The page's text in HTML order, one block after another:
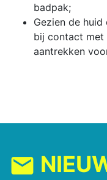
badpak;
Gezien de
bij contact met
aantrekken
mail